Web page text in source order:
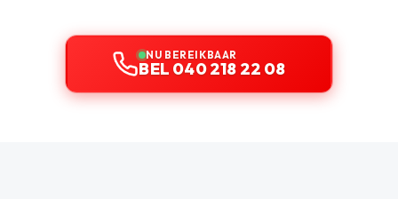
NU BEREIKBAAR
BEL 040 218 22 08